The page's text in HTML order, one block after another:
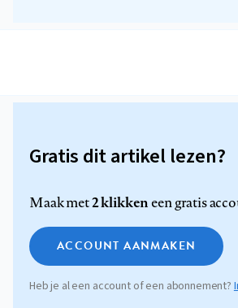
Gratis dit artikel lezen?
Maak met2 klikkeneen gratis
ACCOUNT AANMAKEN
Heb je al een account of een abonnement?